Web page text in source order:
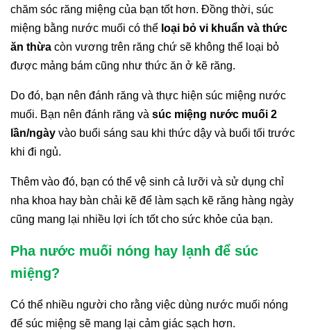
chăm sóc răng miệng của bạn tốt hơn. Đồng thời, súc
miệng bằng nước muối có thể loại bỏ vi khuẩn và thức
ăn thừa còn vương trên răng chứ sẽ không thể loại bỏ
được mảng bám cũng như thức ăn ở kẽ răng.
Do đó, bạn nên đánh răng và thực hiện súc miệng nước
muối. Bạn nên đánh răng và súc miệng nước muối 2
lần/ngày vào buổi sáng sau khi thức dậy và buổi tối trước
khi đi ngủ.
Thêm vào đó, bạn có thể vệ sinh cả lưỡi và sử dụng chỉ
nha khoa hay bàn chải kẽ để làm sạch kẽ răng hàng ngày
cũng mang lại nhiều lợi ích tốt cho sức khỏe của bạn.
Pha nước muối nóng hay lạnh để súc
miệng?
Có thể nhiều người cho rằng việc dùng nước muối nóng
để súc miệng sẽ mang lại cảm giác sạch hơn.